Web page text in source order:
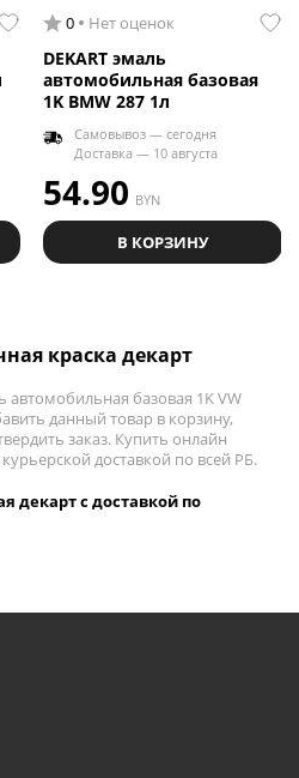
0 Нет оценок
DEKART эмаль
автомобильная базовая
1K BMW 287 1л
Самовывоз — сегодня
Доставка — 10 августа
54.90 BYN
В КОРЗИНУ
краска декарт
автомобильная базовая 1K VW
данный товар в корзину,
заказ. Купить онлайн
курьерской доставкой по всей РБ.
декарт с доставкой по